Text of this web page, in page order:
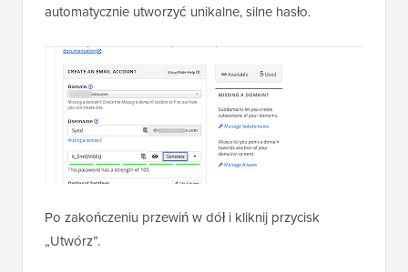
automatycznie utworzyć unikalne, silne hasło.
Po zakończeniu przewiń w dół i kliknij przycisk
„Utwórz”.